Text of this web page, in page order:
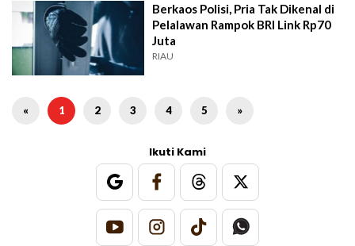
Berkaos Polisi, Pria Tak Dikenal di
Pelalawan Rampok BRI Link Rp70
Juta
RIAU
« 1 2 3 4 5 »
Ikuti Kami